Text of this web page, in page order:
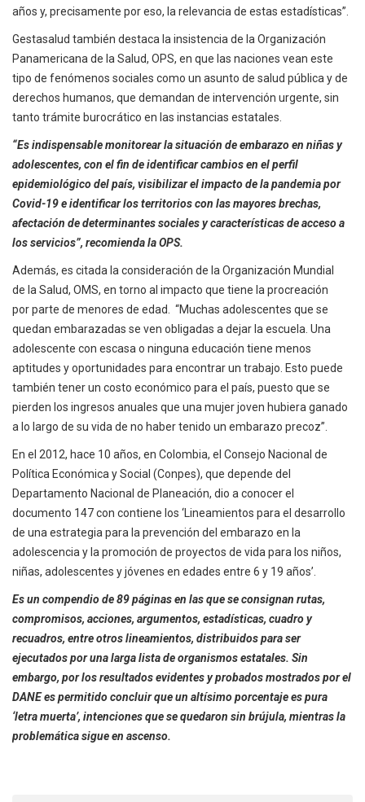
años y, precisamente por eso, la relevancia de estas estadísticas”.
Gestasalud también destaca la insistencia de la Organización
Panamericana de la Salud, OPS, en que las naciones vean este
tipo de fenómenos sociales como un asunto de salud pública y de
derechos humanos, que demandan de intervención urgente, sin
tanto trámite burocrático en las instancias estatales.
“Es indispensable monitorear la situación de embarazo en niñas y
adolescentes, con el fin de identificar cambios en el perfil
epidemiológico del país, visibilizar el impacto de la pandemia por
Covid-19 e identificar los territorios con las mayores brechas,
afectación de determinantes sociales y características de acceso a
los servicios”, recomienda la OPS.
Además, es citada la consideración de la Organización Mundial
de la Salud, OMS, en torno al impacto que tiene la procreación
por parte de menores de edad. “Muchas adolescentes que se
quedan embarazadas se ven obligadas a dejar la escuela. Una
adolescente con escasa o ninguna educación tiene menos
aptitudes y oportunidades para encontrar un trabajo. Esto puede
también tener un costo económico para el país, puesto que se
pierden los ingresos anuales que una mujer joven hubiera ganado
a lo largo de su vida de no haber tenido un embarazo precoz”.
En el 2012, hace 10 años, en Colombia, el Consejo Nacional de
Política Económica y Social (Conpes), que depende del
Departamento Nacional de Planeación, dio a conocer el
documento 147 con contiene los ‘Lineamientos para el desarrollo
de una estrategia para la prevención del embarazo en la
adolescencia y la promoción de proyectos de vida para los niños,
niñas, adolescentes y jóvenes en edades entre 6 y 19 años’.
Es un compendio de 89 páginas en las que se consignan rutas,
compromisos, acciones, argumentos, estadísticas, cuadro y
recuadros, entre otros lineamientos, distribuidos para ser
ejecutados por una larga lista de organismos estatales. Sin
embargo, por los resultados evidentes y probados mostrados por el
DANE es permitido concluir que un altísimo porcentaje es pura
‘letra muerta’, intenciones que se quedaron sin brújula, mientras la
problemática sigue en ascenso.